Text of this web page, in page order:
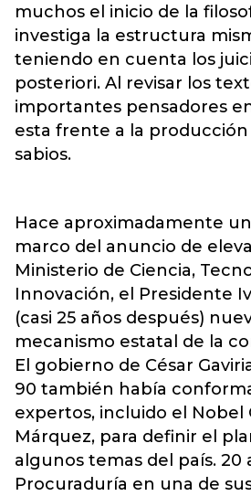
muchos el inicio de la
investiga la estructura
teniendo en cuenta los
posteriori. Al revisar los
importantes pensadores
esta frente a la
sabios.
Hace aproximadamente un
marco del anuncio de
Ministerio de Ciencia,
Innovación, el Presidente
(casi 25 años después)
mecanismo estatal de la
El gobierno de César
90 también había
expertos, incluido el Nobel
Márquez, para definir el
algunos temas del país. 20
Procuraduría en una de